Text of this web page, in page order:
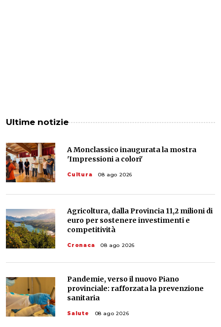
Ultime notizie
A Monclassico inaugurata la mostra
'Impressioni a colori'
Cultura 08 ago 2026
Agricoltura, dalla Provincia 11,2 milioni di
euro per sostenere investimenti e
competitività
Cronaca 08 ago 2026
Pandemie, verso il nuovo Piano
provinciale: rafforzata la prevenzione
sanitaria
Salute 08 ago 2026